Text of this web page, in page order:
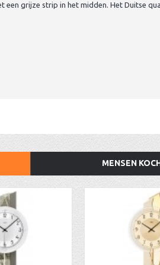
een grijze strip in het midden. Het Duitse
MENSEN